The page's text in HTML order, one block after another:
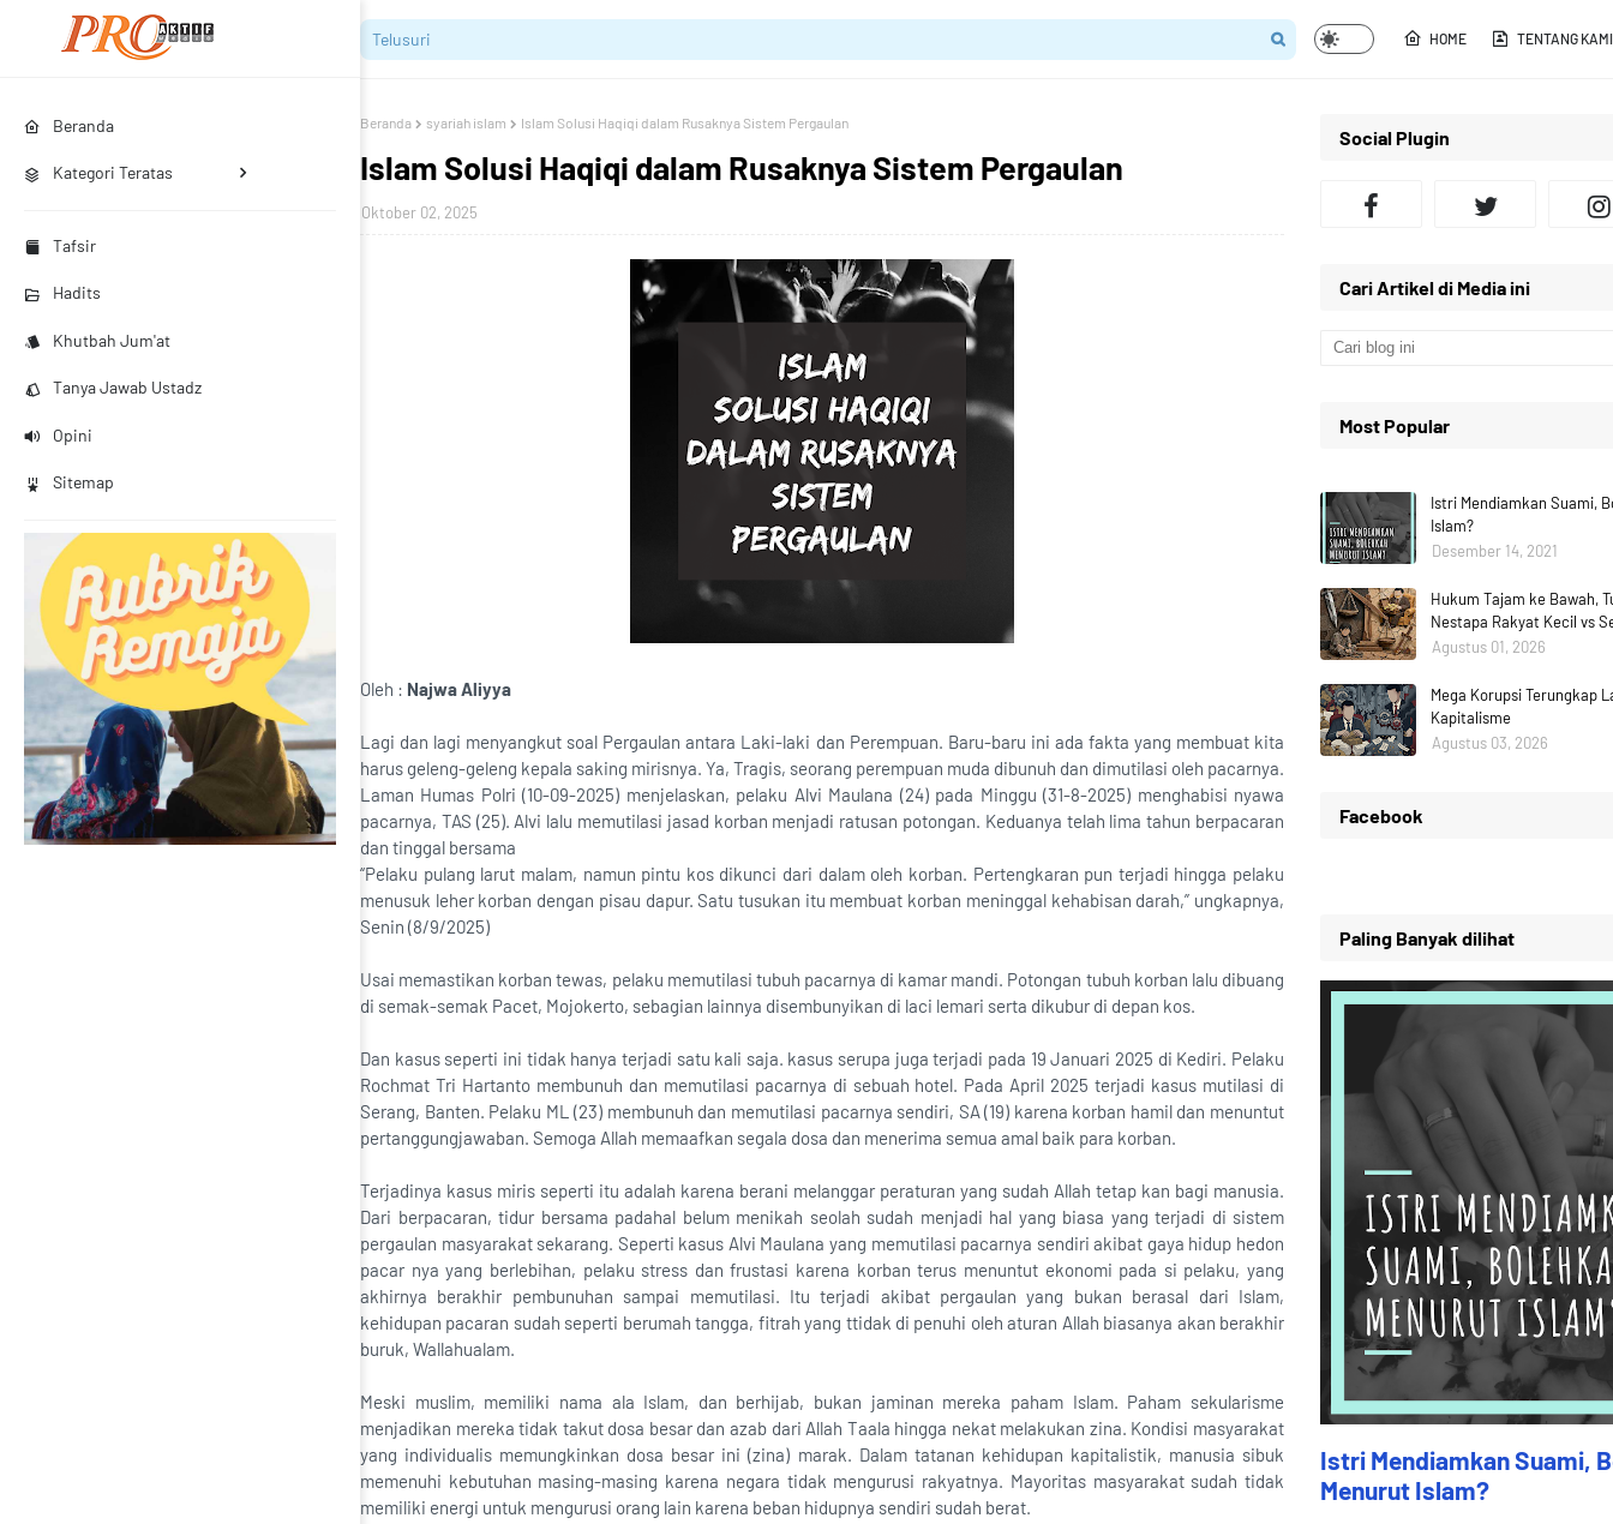
Beranda
Kategori Teratas
Tafsir
Hadits
Khutbah Jum'at
Tanya Jawab Ustadz
Opini
Sitemap
HOME TENTANG KAMI
Beranda syariah islam Islam Solusi Haqiqi dalam Rusaknya Sistem Pergaulan
Islam Solusi Haqiqi dalam Rusaknya Sistem Pergaulan
Oktober 02, 2025
Oleh : Najwa Aliyya
Lagi dan lagi menyangkut soal Pergaulan antara Laki-laki dan Perempuan. Baru-baru ini ada fakta yang membuat kita
harus geleng-geleng kepala saking mirisnya. Ya, Tragis, seorang perempuan muda dibunuh dan dimutilasi oleh pacarnya.
Laman Humas Polri (10-09-2025) menjelaskan, pelaku Alvi Maulana (24) pada Minggu (31-8-2025) menghabisi nyawa
pacarnya, TAS (25). Alvi lalu memutilasi jasad korban menjadi ratusan potongan. Keduanya telah lima tahun berpacaran
dan tinggal bersama
“Pelaku pulang larut malam, namun pintu kos dikunci dari dalam oleh korban. Pertengkaran pun terjadi hingga pelaku
menusuk leher korban dengan pisau dapur. Satu tusukan itu membuat korban meninggal kehabisan darah,” ungkapnya,
Senin (8/9/2025)
Usai memastikan korban tewas, pelaku memutilasi tubuh pacarnya di kamar mandi. Potongan tubuh korban lalu dibuang
di semak-semak Pacet, Mojokerto, sebagian lainnya disembunyikan di laci lemari serta dikubur di depan kos.
Dan kasus seperti ini tidak hanya terjadi satu kali saja. kasus serupa juga terjadi pada 19 Januari 2025 di Kediri. Pelaku
Rochmat Tri Hartanto membunuh dan memutilasi pacarnya di sebuah hotel. Pada April 2025 terjadi kasus mutilasi di
Serang, Banten. Pelaku ML (23) membunuh dan memutilasi pacarnya sendiri, SA (19) karena korban hamil dan menuntut
pertanggungjawaban. Semoga Allah memaafkan segala dosa dan menerima semua amal baik para korban.
Terjadinya kasus miris seperti itu adalah karena berani melanggar peraturan yang sudah Allah tetap kan bagi manusia.
Dari berpacaran, tidur bersama padahal belum menikah seolah sudah menjadi hal yang biasa yang terjadi di sistem
pergaulan masyarakat sekarang. Seperti kasus Alvi Maulana yang memutilasi pacarnya sendiri akibat gaya hidup hedon
pacar nya yang berlebihan, pelaku stress dan frustasi karena korban terus menuntut ekonomi pada si pelaku, yang
akhirnya berakhir pembunuhan sampai memutilasi. Itu terjadi akibat pergaulan yang bukan berasal dari Islam,
kehidupan pacaran sudah seperti berumah tangga, fitrah yang ttidak di penuhi oleh aturan Allah biasanya akan berakhir
buruk, Wallahualam.
Meski muslim, memiliki nama ala Islam, dan berhijab, bukan jaminan mereka paham Islam. Paham sekularisme
menjadikan mereka tidak takut dosa besar dan azab dari Allah Taala hingga nekat melakukan zina. Kondisi masyarakat
yang individualis memungkinkan dosa besar ini (zina) marak. Dalam tatanan kehidupan kapitalistik, manusia sibuk
memenuhi kebutuhan masing-masing karena negara tidak mengurusi rakyatnya. Mayoritas masyarakat sudah tidak
memiliki energi untuk mengurusi orang lain karena beban hidupnya sendiri sudah berat.
Social Plugin
Cari Artikel di Media ini
Most Popular
Istri Mendiamkan Suami,
Islam?
Desember 14, 2021
Hukum Tajam ke Bawah,
Nestapa Rakyat Kecil vs
Agustus 01, 2026
Mega Korupsi Terungkap
Kapitalisme
Agustus 03, 2026
Facebook
Paling Banyak dilihat
Istri Mendiamkan Suami,
Menurut Islam?